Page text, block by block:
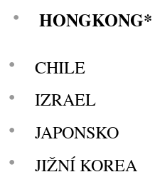
HONGKONG*
CHILE
IZRAEL
JAPONSKO
JIŽNÍ KOREA